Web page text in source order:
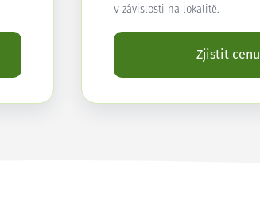
V závislosti na lokalitě.
Zjistit cenu